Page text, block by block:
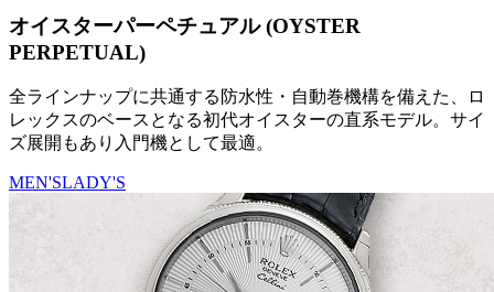
オイスターパーペチュアル (OYSTER
PERPETUAL)
全ラインナップに共通する防水性・自動巻機構を備えた、ロ
レックスのベースとなる初代オイスターの直系モデル。サイ
ズ展開もあり入門機として最適。
MEN'SLADY'S